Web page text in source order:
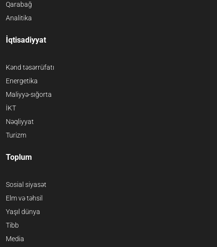
Qarabağ
Analitika
İqtisadiyyat
Kənd təsərrüfatı
Energetika
Maliyyə-sığorta
İKT
Nəqliyyat
Turizm
Toplum
Sosial siyasət
Elm və təhsil
Yaşıl dünya
Tibb
Media